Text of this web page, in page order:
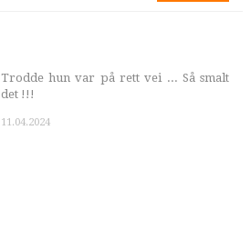
Trodde hun var på rett vei ... Så smalt
det !!!
11.04.2024